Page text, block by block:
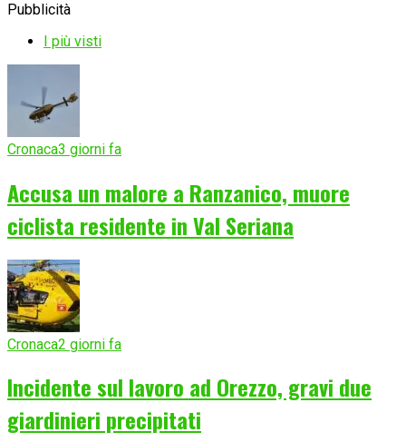
Pubblicità
I più visti
Cronaca3 giorni fa
Accusa un malore a Ranzanico, muore
ciclista residente in Val Seriana
Cronaca2 giorni fa
Incidente sul lavoro ad Orezzo, gravi due
giardinieri precipitati